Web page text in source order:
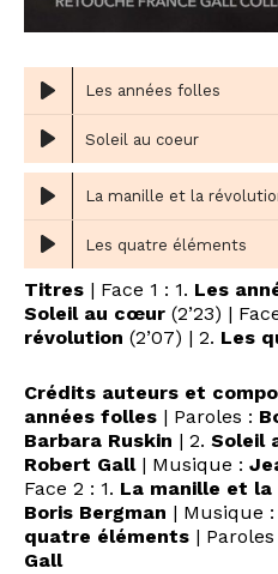
Les années folles
Soleil au coeur
La manille et la
Les quatre éléments
Titres | Face 1 : 1. Les
Soleil au cœur (2’23) |
révolution (2’07) | 2. Les
Crédits auteurs et
années folles | Paroles :
Barbara Ruskin | 2. Soleil
Robert Gall| Musique :
Face 2 : 1. La manille et
Boris Bergman | Musique :
quatre éléments |
Gall